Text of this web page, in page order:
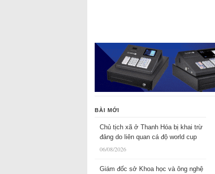
BÀI MỚI
Chủ tịch xã ở Thanh Hóa bị khai trừ
đảng do liên quan cá độ world cup
06/08/2026
Giám đốc sở Khoa học và ông nghệ